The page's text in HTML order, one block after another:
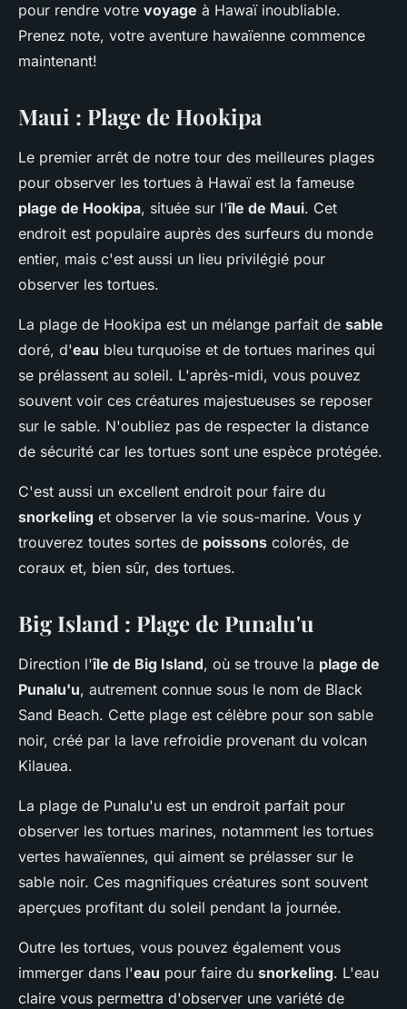
pour rendre votre voyage à Hawaï inoubliable.
Prenez note, votre aventure hawaïenne commence
maintenant!
Maui : Plage de Hookipa
Le premier arrêt de notre tour des meilleures plages
pour observer les tortues à Hawaï est la fameuse
plage de Hookipa, située sur l'île de Maui. Cet
endroit est populaire auprès des surfeurs du monde
entier, mais c'est aussi un lieu privilégié pour
observer les tortues.
La plage de Hookipa est un mélange parfait de sable
doré, d'eau bleu turquoise et de tortues marines qui
se prélassent au soleil. L'après-midi, vous pouvez
souvent voir ces créatures majestueuses se reposer
sur le sable. N'oubliez pas de respecter la distance
de sécurité car les tortues sont une espèce protégée.
C'est aussi un excellent endroit pour faire du
snorkeling et observer la vie sous-marine. Vous y
trouverez toutes sortes de poissons colorés, de
coraux et, bien sûr, des tortues.
Big Island : Plage de Punalu'u
Direction l'île de Big Island, où se trouve la plage de
Punalu'u, autrement connue sous le nom de Black
Sand Beach. Cette plage est célèbre pour son sable
noir, créé par la lave refroidie provenant du volcan
Kilauea.
La plage de Punalu'u est un endroit parfait pour
observer les tortues marines, notamment les tortues
vertes hawaïennes, qui aiment se prélasser sur le
sable noir. Ces magnifiques créatures sont souvent
aperçues profitant du soleil pendant la journée.
Outre les tortues, vous pouvez également vous
immerger dans l'eau pour faire du snorkeling. L'eau
claire vous permettra d'observer une variété de